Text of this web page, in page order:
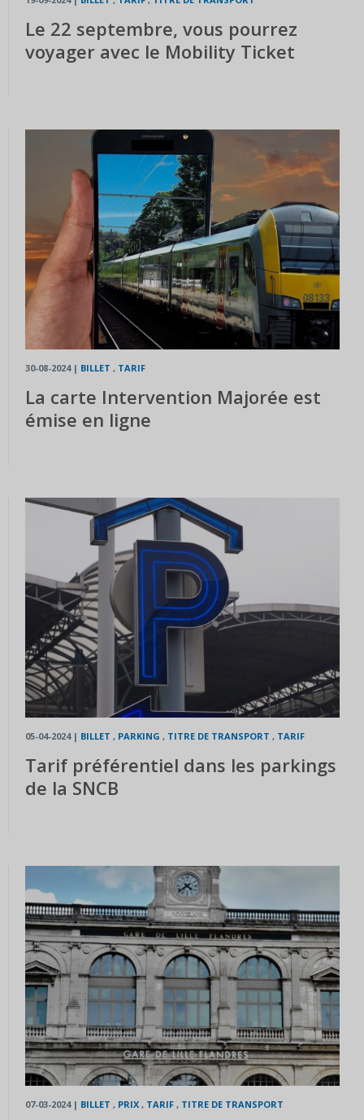
Le 22 septembre, vous pourrez
voyager avec le Mobility Ticket
30-08-2024 | BILLET , TARIF
La carte Intervention Majorée est
émise en ligne
05-04-2024 | BILLET , PARKING , TITRE DE TRANSPORT , TARIF
Tarif préférentiel dans les parkings
de la SNCB
07-03-2024 | BILLET , PRIX , TARIF , TITRE DE TRANSPORT